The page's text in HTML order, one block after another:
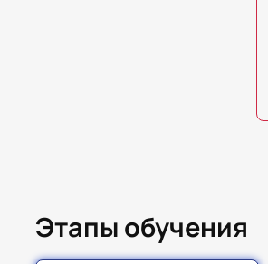
Этапы обучения